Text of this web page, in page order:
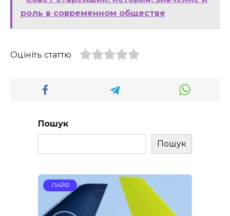
роль в современном обществе
Оцініть статтю
Пошук
Пошук
ЛАЙФ